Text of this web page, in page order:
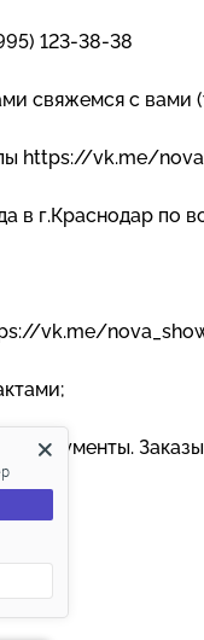
123-38-38
свяжемся с вами
https://vk.me/
в г.Краснодар по
vk.me/
документы.